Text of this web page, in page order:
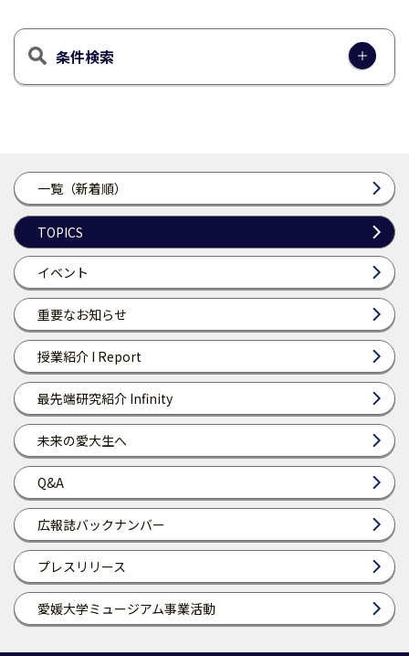
一覧（新着順）
TOPICS
イベント
重要なお知らせ
授業紹介 I Report
最先端研究紹介 Infinity
未来の愛大生へ
Q&A
広報誌バックナンバー
プレスリリース
愛媛大学ミュージアム事業活動
条件検索